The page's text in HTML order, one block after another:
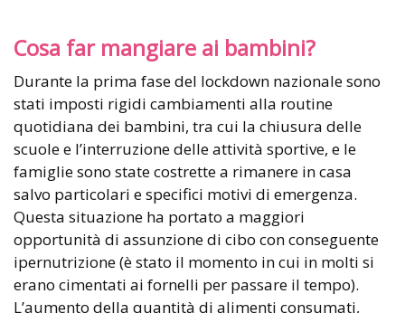
Cosa far mangiare ai bambini?
Durante la prima fase del lockdown nazionale sono
stati imposti rigidi cambiamenti alla routine
quotidiana dei bambini, tra cui la chiusura delle
scuole e l’interruzione delle attività sportive, e le
famiglie sono state costrette a rimanere in casa
salvo particolari e specifici motivi di emergenza.
Questa situazione ha portato a maggiori
opportunità di assunzione di cibo con conseguente
ipernutrizione (è stato il momento in cui in molti si
erano cimentati ai fornelli per passare il tempo).
L’aumento della quantità di alimenti consumati,